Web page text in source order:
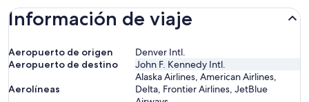
Información de viaje
Aeropuerto de origen
Denver Intl.
Aeropuerto de destino
John F. Kennedy Intl.
Aerolíneas
Alaska Airlines, American Airlines,
Delta, Frontier Airlines, JetBlue